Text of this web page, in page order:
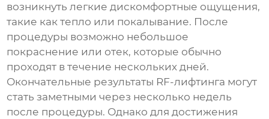
возникнуть легкие дискомфортные ощущения,
такие как тепло или покалывание. После
процедуры возможно небольшое
покраснение или отек, которые обычно
проходят в течение нескольких дней.
Окончательные результаты RF-лифтинга могут
стать заметными через несколько недель
после процедуры. Однако для достижения